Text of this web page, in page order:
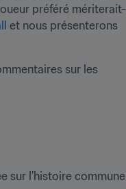
préféré mériterait-
et nous présenterons
sur les
sur l’histoire commune